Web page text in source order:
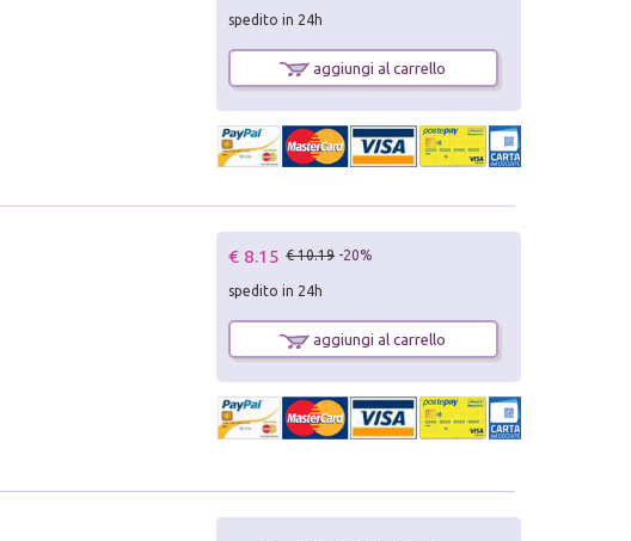
spedito in 24h
aggiungi al carrello
€ 8.15 € 10.19 -20%
spedito in 24h
aggiungi al carrello